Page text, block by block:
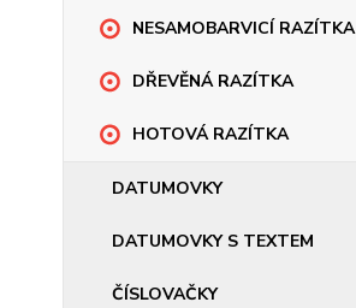
NESAMOBARVICÍ RAZÍTKA
DŘEVĚNÁ RAZÍTKA
HOTOVÁ RAZÍTKA
DATUMOVKY
DATUMOVKY S TEXTEM
ČÍSLOVAČKY